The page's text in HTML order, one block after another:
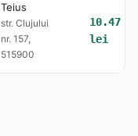
Teius
str. Clujului
nr. 157,
515900
10.47
lei